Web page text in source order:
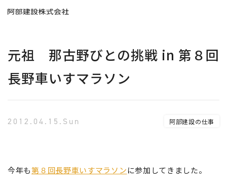
元祖 那古野びとの挑戦 in 第８回
長野車いすマラソン
2012.04.15.Sun 阿部建設の仕事
今年も第８回長野車いすマラソンに参加してきました。